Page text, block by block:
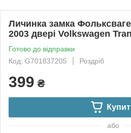
Личинка замка
2003 двері Volkswagen
Готово до відправки
Код: G701837205
Роздріб
399 ₴
або